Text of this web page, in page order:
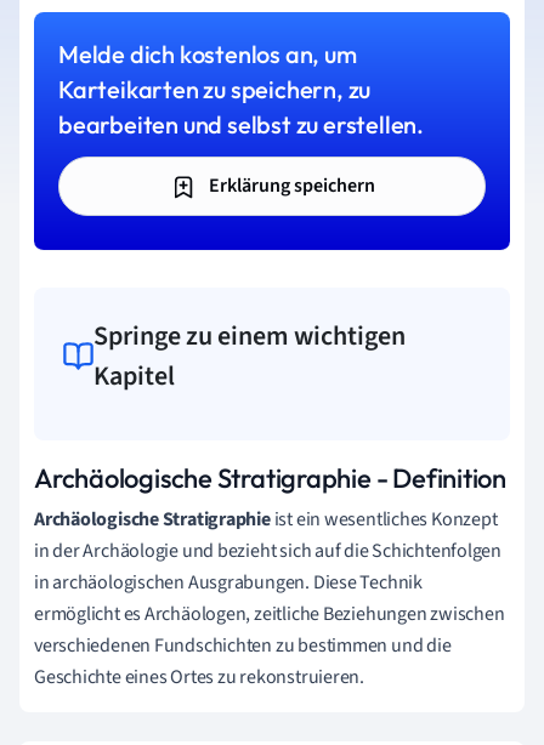
Melde dich kostenlos an, um
Karteikarten zu speichern, zu
bearbeiten und selbst zu erstellen.
Erklärung speichern
Springe zu einem wichtigen
Kapitel
Archäologische Stratigraphie - Definition
Archäologische Stratigraphieist ein wesentliches Konzept
in der Archäologie und bezieht sich auf die Schichtenfolgen
in archäologischen Ausgrabungen. Diese Technik
ermöglicht es Archäologen, zeitliche Beziehungen zwischen
verschiedenen Fundschichten zu bestimmen und die
Geschichte eines Ortes zu rekonstruieren.